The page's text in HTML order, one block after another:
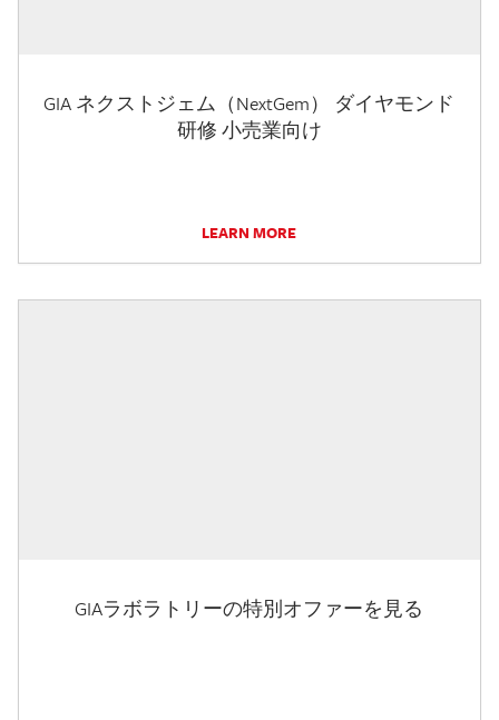
GIA ネクストジェム（NextGem） ダイヤモンド
研修 小売業向け
LEARN MORE
GIAラボラトリーの特別オファーを見る